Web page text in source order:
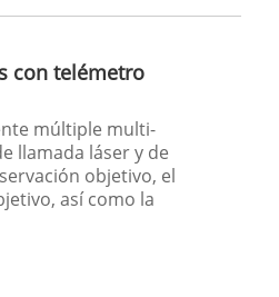
con telémetro
múltiple multi-
llamada láser y de
objetivo, el
así como la